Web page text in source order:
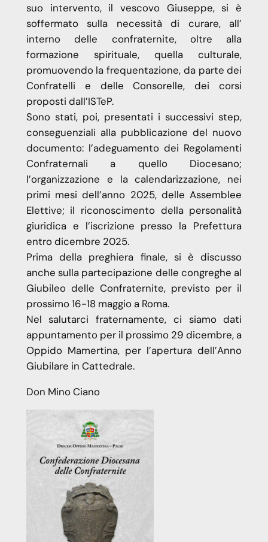
suo intervento, il vescovo Giuseppe, si è
soffermato sulla necessità di curare, all’
interno delle confraternite, oltre alla
formazione spirituale, quella culturale,
promuovendo la frequentazione, da parte dei
Confratelli e delle Consorelle, dei corsi
proposti dall’ISTeP.
Sono stati, poi, presentati i successivi step,
conseguenziali alla pubblicazione del nuovo
documento: l’adeguamento dei Regolamenti
Confraternali a quello Diocesano;
l’organizzazione e la calendarizzazione, nei
primi mesi dell’anno 2025, delle Assemblee
Elettive; il riconoscimento della personalità
giuridica e l’iscrizione presso la Prefettura
entro dicembre 2025.
Prima della preghiera finale, si è discusso
anche sulla partecipazione delle congreghe al
Giubileo delle Confraternite, previsto per il
prossimo 16-18 maggio a Roma.
Nel salutarci fraternamente, ci siamo dati
appuntamento per il prossimo 29 dicembre, a
Oppido Mamertina, per l’apertura dell’Anno
Giubilare in Cattedrale.
Don Mino Ciano